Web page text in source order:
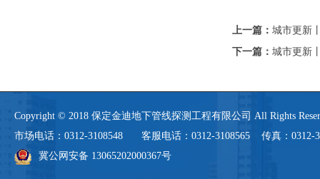
上一篇： 城市更新
下一篇： 城市更新
Copyright © 2018 保定金迪地下管线探测工程有限公司 All Rights
市场电话：0312-3108548 客服电话：0312-3108565 传真：
冀公网安备 13065202000367号